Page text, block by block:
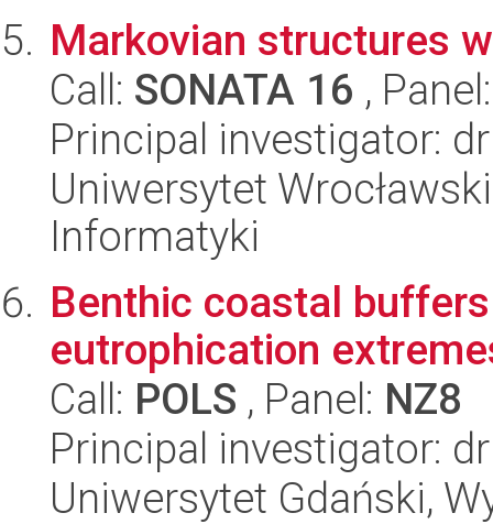
Markovian structures
Call: SONATA 16 ,
Principal investigator:
Uniwersytet
Informatyki
Benthic coastal
eutrophication
Call: POLS , Panel: NZ8
Principal investigator:
Uniwersytet Gdański,